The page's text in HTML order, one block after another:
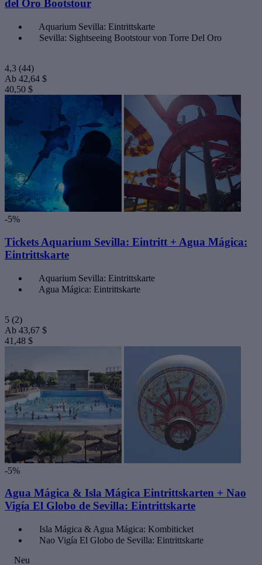
del Oro Bootstour
Aquarium Sevilla: Eintrittskarte
Sevilla: Sightseeing Bootstour von Torre Del Oro
4,3 (44)
Ab 42,64 $
40,50 $
-5%
Tickets Aquarium Sevilla: Eintritt + Agua Mágica:
Eintrittskarte
Aquarium Sevilla: Eintrittskarte
Agua Mágica: Eintrittskarte
5 (2)
Ab 43,67 $
41,48 $
-5%
Agua Mágica & Isla Mágica Eintrittskarten + Nao
Vigía El Globo de Sevilla: Eintrittskarte
Isla Mágica & Agua Mágica: Kombiticket
Nao Vigía El Globo de Sevilla: Eintrittskarte
Neu